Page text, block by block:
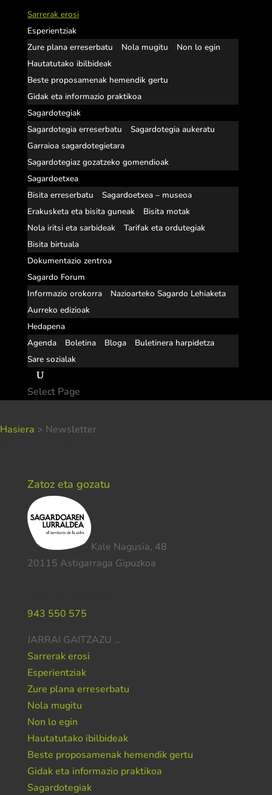
Sarrerak erosi
Esperientziak
Zure plana erreserbatu
Nola mugitu
Non lo egin
Hautatutako ibilbideak
Beste proposamenak hemendik gertu
Gidak eta informazio praktikoa
Sagardotegiak
Sagardotegia erreserbatu
Sagardotegia aukeratu
Garraioa sagardotegietara
Sagardotegiaz gozatzeko gomendioak
Sagardoetxea
Bisita erreserbatu
Sagardoetxea – museoa
Erakusketa eta bisita guneak
Bisita motak
Nola iritsi eta sarbideak
Tarifak eta ordutegiak
Bisita birtuala
Dokumentazio zentroa
Sagardo Forum
Informazio orokorra
Nazioarteko Sagardo Lehiaketa
Aurreko edizioak
Hedapena
Agenda
Boletina Bloga
Buletinera harpidetza
Sare sozialak
Select Page
Hasiera > Newsletter
Zatoz eta gozatu
Kale Nagusia, 48
20115 Astigarraga Gipuzkoa
943 550 575
JARRAI GAITZAZU …
Sarrerak erosi
Esperientziak
Zure plana erreserbatu
Nola mugitu
Non lo egin
Hautatutako ibilbideak
Beste proposamenak hemendik gertu
Gidak eta informazio praktikoa
Sagardotegiak